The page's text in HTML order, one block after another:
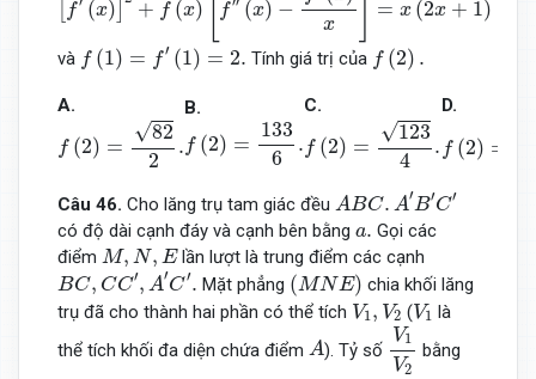
f (x) ] + f (x) f (x) −
x
= x (2x + 1)
và f (1) = f′ (1) = 2.
f( 1)= )= 2.
Tính giá trị của f (2) .
f( 2).
A.
f (2) =
√82
2
.
f(2 B.
f (2) =
133
6
.
f( 1336.
C.
f (2) =
√123
4
.
f(2 4.
D.
f (2) =
f(
Câu 46. Cho lăng trụ tam giác đều ABC. A′B′C′
A BC.A B′C′
có độ dài cạnh đáy và cạnh bên bằng a.
a Gọi các
điểm M, N, E
M,N,E lần lượt là trung điểm các cạnh
BC, CC′, A′C′.
BC,CC′,A′C′.
Mặt phẳng (MNE)
(MNE)
chia khối lăng
trụ đã cho thành hai phần có thể tích V1, V2
V1 V2 (V1
V1 là
thể tích khối đa diện chứa điểm A
A). Tỷ số
V1
V2
V1V 2
bằng